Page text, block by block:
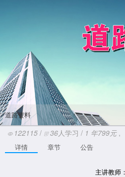
道路资料
122115 / 36人学习 / 1 年799元 ,
详情 章节 公告
主讲教师：